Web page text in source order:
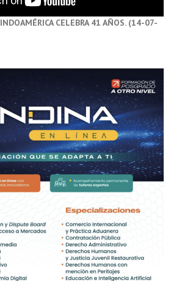
INDOAMÉRICA CELEBRA 41 AÑOS. (14-07-